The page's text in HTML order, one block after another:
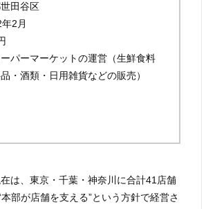
田谷区
2月
パーマーケットの運営（生鮮食料
・酒類・日用雑貨などの販売）
は、東京・千葉・神奈川に合計41店舗
部が店舗を支える”という方針で経営さ